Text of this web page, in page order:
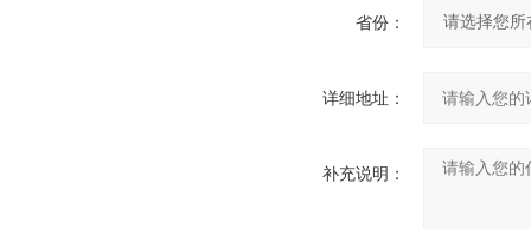
省份：
详细地址：
补充说明：